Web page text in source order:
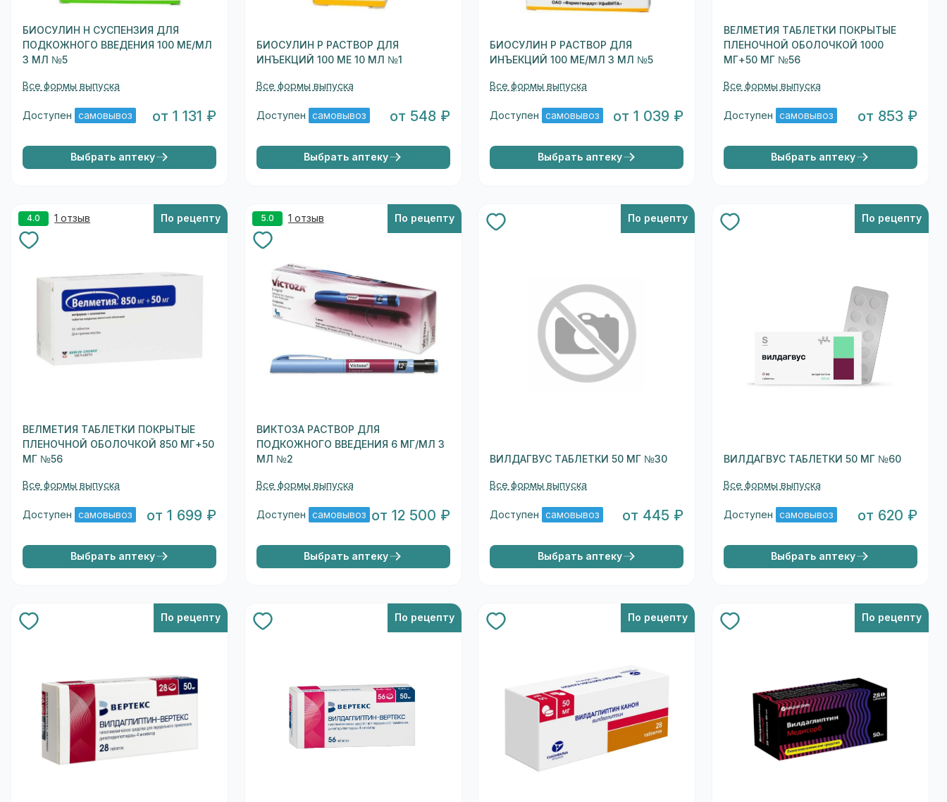
БИОСУЛИН Н СУСПЕНЗИЯ ДЛЯ
ПОДКОЖНОГО ВВЕДЕНИЯ 100 МЕ/МЛ
3 МЛ №5
Все формы выпуска
Доступен самовывоз от 1 131 ₽
Выбрать аптеку
БИОСУЛИН Р РАСТВОР ДЛЯ
ИНЪЕКЦИЙ 100 МЕ 10 МЛ №1
Все формы выпуска
Доступен самовывоз от 548 ₽
Выбрать аптеку
БИОСУЛИН Р РАСТВОР ДЛЯ
ИНЪЕКЦИЙ 100 МЕ/МЛ 3 МЛ №5
Все формы выпуска
Доступен самовывоз от 1 039 ₽
Выбрать аптеку
ВЕЛМЕТИЯ ТАБЛЕТКИ ПОКРЫТЫЕ
ПЛЕНОЧНОЙ ОБОЛОЧКОЙ 1000
МГ+50 МГ №56
Все формы выпуска
Доступен самовывоз от 853 ₽
Выбрать аптеку
4.0 1 отзыв По рецепту
ВЕЛМЕТИЯ ТАБЛЕТКИ ПОКРЫТЫЕ
ПЛЕНОЧНОЙ ОБОЛОЧКОЙ 850 МГ+50
МГ №56
Все формы выпуска
Доступен самовывоз от 1 699 ₽
Выбрать аптеку
5.0 1 отзыв По рецепту
ВИКТОЗА РАСТВОР ДЛЯ
ПОДКОЖНОГО ВВЕДЕНИЯ 6 МГ/МЛ 3
МЛ №2
Все формы выпуска
Доступен самовывоз от 12 500 ₽
Выбрать аптеку
По рецепту
ВИЛДАГВУС ТАБЛЕТКИ 50 МГ №30
Все формы выпуска
Доступен самовывоз от 445 ₽
Выбрать аптеку
По рецепту
ВИЛДАГВУС ТАБЛЕТКИ 50 МГ №60
Все формы выпуска
Доступен самовывоз от 620 ₽
Выбрать аптеку
По рецепту По рецепту По рецепту По рецепту